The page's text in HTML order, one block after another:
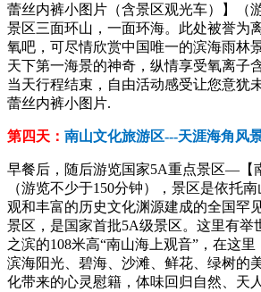
蕾丝内裤小图片（含景区观光车）】（
景区三面环山，一面环海。此处被誉为
氧吧，可尽情欣赏中国唯一的滨海雨林
天下第一海景的神奇，纵情享受氧离子
当天行程结束，自由活动感受让您意犹
蕾丝内裤小图片.
第四天： 南山文化旅游区---天涯海角风
早餐后，随后游览国家5A重点景区—【
（游览不少于150分钟），景区是依托
观和丰富的历史文化渊源建成的全国罕
景区，是国家首批5A级景区。这里有举
之滨的108米高“南山海上观音”，在这
滨海阳光、碧海、沙滩、鲜花、绿树的
化带来的心灵慰籍，体味回归自然、天